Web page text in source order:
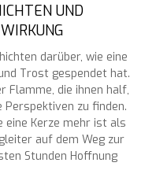
UND
darüber, wie eine
Trost gespendet hat.
Flamme, die ihnen half,
Perspektiven zu finden.
eine Kerze mehr ist als
auf dem Weg zur
Stunden Hoffnung